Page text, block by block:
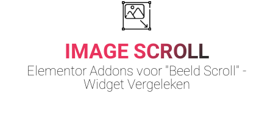
IMAGE SCROLL
Elementor Addons voor "Beeld Scroll" -
Widget Vergeleken